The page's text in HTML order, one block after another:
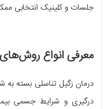
جلسات و کلینیک انتخابی
معرفی انواع
درمان زگیل تناسلی بسته
درگیری و شرایط جسمی